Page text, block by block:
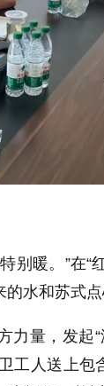
别暖。”在“
水和苏式点
量，发起“
工人送上包